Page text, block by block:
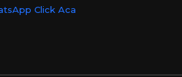
Click Aca